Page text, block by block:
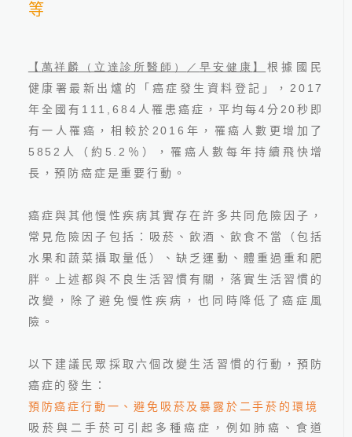
2026.06.24
最新國人十大死因公布！吳
鴻誠院長：看懂健檢盲點
等
【 萬祥麟（立達診所醫師） ／早安健康 】
根據國民
健康署最新出爐的「癌症發生資料登記」， 2017
年全國有 111,684 人罹患癌症，平均每4分 20秒即
有一人罹癌，相較於 2016 年，罹癌人數更增加了
5852 人（約 5.2 ％），罹癌人數每年持續飛快增
長，預防癌症是重要行動。
癌症與其他慢性疾病其實存在許多共同危險因子，
常見危險因子包括：吸菸、飲酒、飲食不當（包括
水果和蔬菜攝取量低）、缺乏運動、體重過重和肥
胖。上述都與不良生活習慣有關，落實生活習慣的
改變，除了避免慢性疾病，也同時降低了癌症風
險。
以下建議民眾採取六個改變生活習慣的行動，預防
癌症的發生：
預防癌症行動一、避免吸菸及暴露於二手菸的環境
吸菸與二手菸可引起多種癌症，例如肺癌、食道